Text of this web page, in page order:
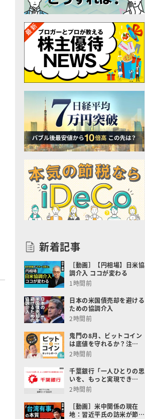
新着記事
［動画］【円相場】日米協
調介入 ココが変わる
1時間前
日本の米国債売却を避ける
ための協調介入
2時間前
鬼門の8月、ビットコイン
は底値を守れるか？注…
2時間前
千葉銀行「一人ひとりの思
いを、もっと実現でき…
2時間前
［動画］米中関係の現在
地：習近平氏の訪米が節…